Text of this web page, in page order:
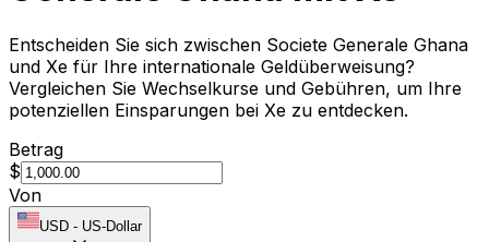
Entscheiden Sie sich zwischen Societe Generale Ghana
und Xe für Ihre internationale Geldüberweisung?
Vergleichen Sie Wechselkurse und Gebühren, um Ihre
potenziellen Einsparungen bei Xe zu entdecken.
Betrag
$
Von
USD - US-Dollar